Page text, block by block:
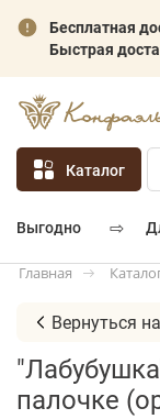
Бесплатная
Быстрая
Каталог
выгодно ⇨
Главная
Вернуться
палочке